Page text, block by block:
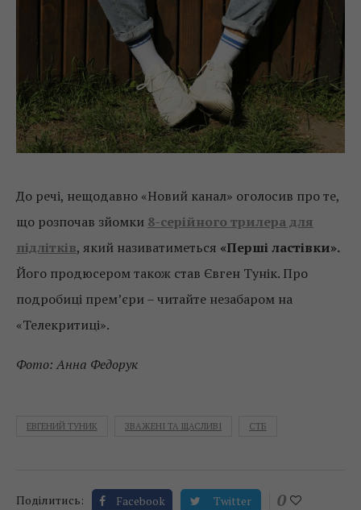
До речі, нещодавно «Новий канал» оголосив про те,
що розпочав зйомки 8-серійного трилера для
підлітків, який називатиметься «Перші ластівки».
Його продюсером також став Євген Тунік. Про
подробиці прем’єри – читайте незабаром на
«Телекритиці».
Фото: Анна Федорук
ЕВГЕНИЙ ТУНИК ЗВАЖЕНІ ТА ЩАСЛИВІ СТБ
Поділитись: Facebook Twitter 0